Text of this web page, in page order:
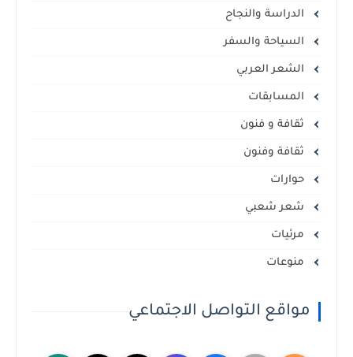
الدراسة والنجاح
السياحة والسفر
الشعر العربي
المسابقات
ثقافة و فنون
ثقافة وفنون
حوارات
شعر شعبي
مرئيات
منوعات
مواقع التواصل الاجتماعي